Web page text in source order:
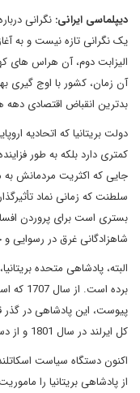
دیپلماسی ایرانی: نگرانی
یک نگرانی تازه نیست و به
الیزابت دوم، آن هراس های
آن زمان، کشور با اوج گیری
بدترین انقباض اقتصادی
دولت بریتانیا که اتحادیه
کمتری دارد بلکه به طور
جایی که اکثریت مردمانش به
سلطنت که زمانی نماد
بستری است برای پروردن
شاهزادگانی غرق در
البته، پادشاهی متحده
برده
پیوست، این پادشاهی در
کل ایرلند در سال 1801 و از دست رفتن بیشتر آن در 1922.
اکنون دستگاه سیاست
از پادشاهی بریتانیا را